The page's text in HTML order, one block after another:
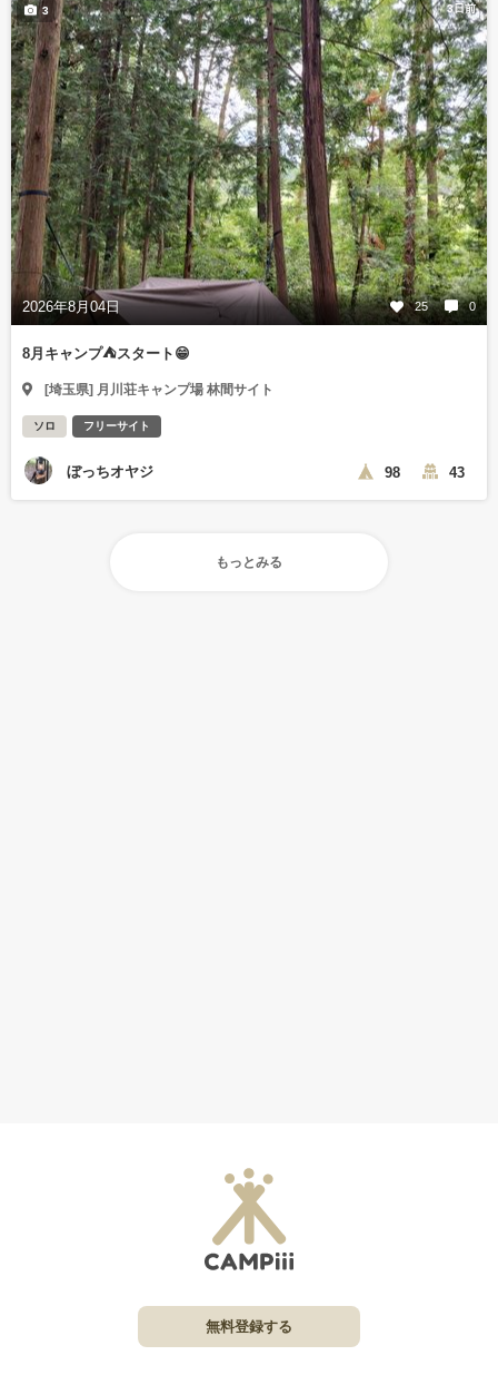
3日前
2026年8月04日 25 0
3
8月キャンプ⛺️スタート😁
[埼玉県] 月川荘キャンプ場 林間サイト
ソロ フリーサイト
ぼっちオヤジ 98 43
もっとみる
無料登録する